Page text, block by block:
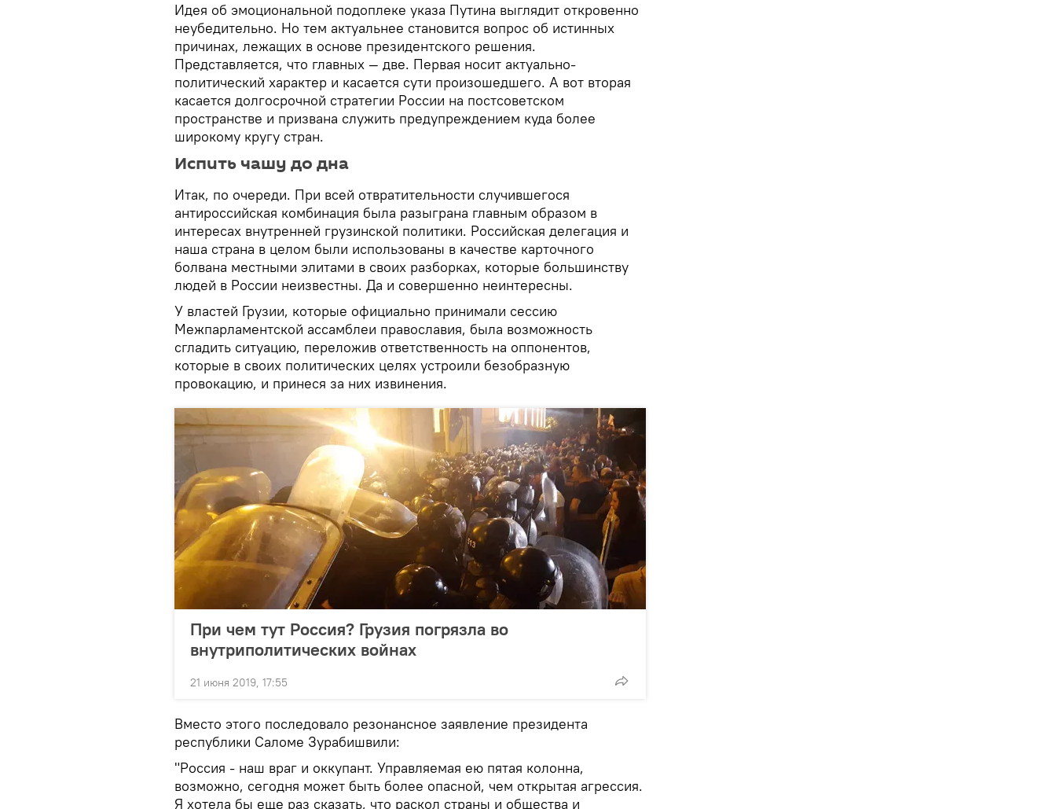
Идея об эмоциональной подоплеке указа Путина выглядит откровенно
неубедительно. Но тем актуальнее становится вопрос об истинных
причинах, лежащих в основе президентского решения.
Представляется, что главных — две. Первая носит актуально-
политический характер и касается сути произошедшего. А вот вторая
касается долгосрочной стратегии России на постсоветском
пространстве и призвана служить предупреждением куда более
широкому кругу стран.
Испить чашу до дна
Итак, по очереди. При всей отвратительности случившегося
антироссийская комбинация была разыграна главным образом в
интересах внутренней грузинской политики. Российская делегация и
наша страна в целом были использованы в качестве карточного
болвана местными элитами в своих разборках, которые большинству
людей в России неизвестны. Да и совершенно неинтересны.
У властей Грузии, которые официально принимали сессию
Межпарламентской ассамблеи православия, была возможность
сгладить ситуацию, переложив ответственность на оппонентов,
которые в своих политических целях устроили безобразную
провокацию, и принеся за них извинения.
При чем тут Россия? Грузия погрязла во
внутриполитических войнах
21 июня 2019, 17:55
Вместо этого последовало резонансное заявление президента
республики Саломе Зурабишвили:
"Россия - наш враг и оккупант. Управляемая ею пятая колонна,
возможно, сегодня может быть более опасной, чем открытая агрессия.
Я хотела бы еще раз сказать, что раскол страны и общества и